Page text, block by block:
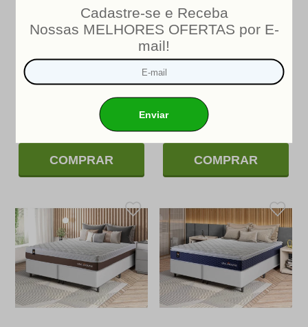
Conjunto Cama Box Molas
Ensacadas Roma Bege King
193x203x71
R$2.419,90PIX/BOLETO
em
R$268,88
sem juros
COMPRAR
Conjunto Cama Box Molas
Ensacadas Durham Preto King
193x203x60
R$1.789,90PIX/BOLETO
R$1.988,78
R$198,88
sem juros
COMPRAR